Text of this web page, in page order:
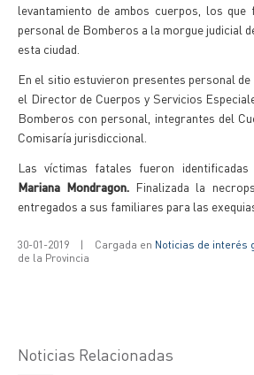
levantamiento de ambos cuerpos, los
personal de Bomberos a la morgue judicial
esta ciudad.
En el sitio estuvieron presentes personal de
el Director de Cuerpos y Servicios
Bomberos con personal, integrantes del
Comisaría jurisdiccional.
Las víctimas fatales fueron identificadas
Mariana Mondragon. Finalizada la
entregados a sus familiares para las
30-01-2019 | Cargada en Noticias de interés
de la Provincia
Noticias Relacionadas